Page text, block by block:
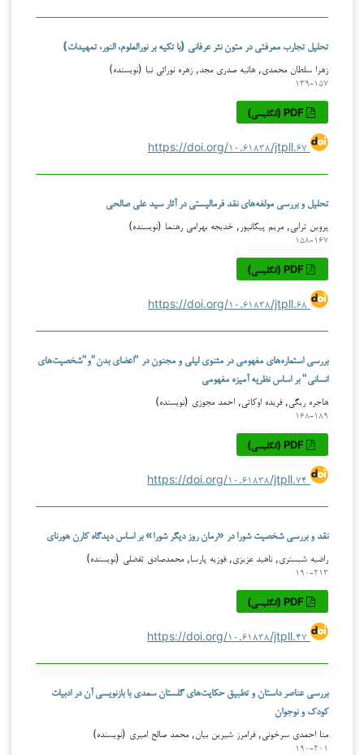
تحلیل تجارب معرفتی در متون نثر عرفانی (با تکیه بر نورالعلوم، النور، تمهیدات)
زهرا سلطان محمدی, هانیه صدری مجد, زهره نورائی نیا (نویسنده)
۱۳۹-۱۵۷
https://doi.org/۱۰.۶۱۸۳۸/jtpll.۶۷
تحلیل و بررسی مولفه‌های نقد فرمالیستی در آثار سید علی صالحی
پروین ترابی, مریم پیکانپور, خدیجه بهرامی رهنما (نویسنده)
۱۵۸-۱۶۷
https://doi.org/۱۰.۶۱۸۳۸/jtpll.۶۸
بررسی استعاره‌های مفهومی در مثنوی لیلی و مجنون در "اعضای بدن"و"شخصیت‌های
انسانی" بر اساس نظریه آمیزه مفهومی
هاجره ریگی, فریده اوکاتی, احمد مجوزی (نویسنده)
۱۶۸-۱۸۹
https://doi.org/۱۰.۶۱۸۳۸/jtpll.۷۴
نقد و بررسی شخصیت شورا در «رمان روز دیگر شورا» بر اساس دیدگاه کارن هورنای
راضیه شبستری, ناهید عزیزی, فوزیه پارسا, محمدصادق تفضلی (نویسنده)
۱۹۰-۲۱۳
https://doi.org/۱۰.۶۱۸۳۸/jtpll.۴۷
بررسی عناصر داستان و تطبیق حکایت‌های گلستان سعدی با بازنویسی آن در ادبیات
کودک و نوجوان
منا احمدی سرخونی, فرامرز شیرین بیان, محمد صالح امیری (نویسنده)
۱۹۰-۲۰۱